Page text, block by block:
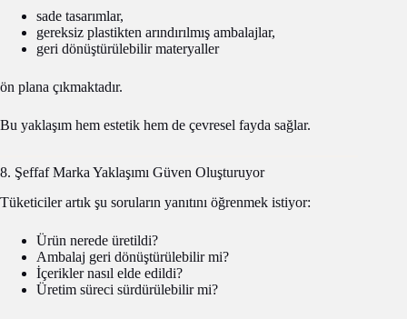
sade tasarımlar,
gereksiz plastikten arındırılmış ambalajlar,
geri dönüştürülebilir materyaller
ön plana çıkmaktadır.
Bu yaklaşım hem estetik hem de çevresel fayda sağlar.
8. Şeffaf Marka Yaklaşımı Güven Oluşturuyor
Tüketiciler artık şu soruların yanıtını öğrenmek istiyor:
Ürün nerede üretildi?
Ambalaj geri dönüştürülebilir mi?
İçerikler nasıl elde edildi?
Üretim süreci sürdürülebilir mi?